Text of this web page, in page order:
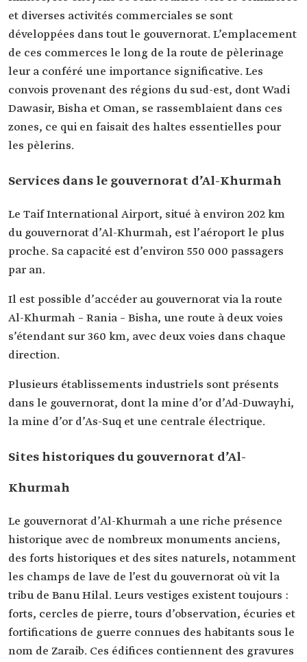
et diverses activités commerciales se sont
développées dans tout le gouvernorat. L’emplacement
de ces commerces le long de la route de pèlerinage
leur a conféré une importance significative. Les
convois provenant des régions du sud-est, dont Wadi
Dawasir, Bisha et Oman, se rassemblaient dans ces
zones, ce qui en faisait des haltes essentielles pour
les pèlerins.
Services dans le gouvernorat d’Al-Khurmah
Le Taif International Airport, situé à environ 202 km
du gouvernorat d’Al-Khurmah, est l’aéroport le plus
proche. Sa capacité est d’environ 550 000 passagers
par an.
Il est possible d’accéder au gouvernorat via la route
Al-Khurmah – Rania – Bisha, une route à deux voies
s’étendant sur 360 km, avec deux voies dans chaque
direction.
Plusieurs établissements industriels sont présents
dans le gouvernorat, dont la mine d’or d’Ad-Duwayhi,
la mine d’or d’As-Suq et une centrale électrique.
Sites historiques du gouvernorat d’Al-
Khurmah
Le gouvernorat d’Al-Khurmah a une riche présence
historique avec de nombreux monuments anciens,
des forts historiques et des sites naturels, notamment
les champs de lave de l’est du gouvernorat où vit la
tribu de Banu Hilal. Leurs vestiges existent toujours :
forts, cercles de pierre, tours d’observation, écuries et
fortifications de guerre connues des habitants sous le
nom de Zaraib. Ces édifices contiennent des gravures